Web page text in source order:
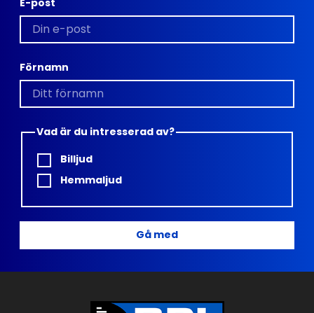
E-post
Förnamn
Vad är du intresserad av?
Billjud
Hemmaljud
Gå med